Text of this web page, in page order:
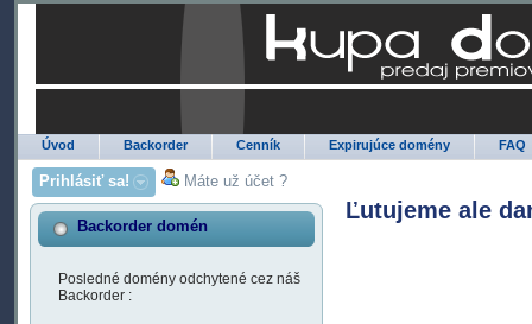
Úvod Backorder Cenník Expirujúce domény FAQ
Prihlásiť sa! Máte už účet ?
Backorder domén
Posledné domény odchytené cez náš
Backorder :
Ľutujeme ale